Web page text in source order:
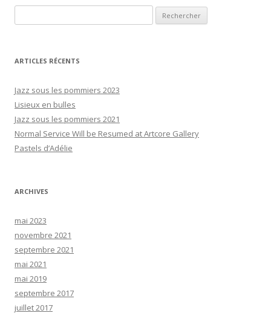
ARTICLES RÉCENTS
Jazz sous les pommiers 2023
Lisieux en bulles
Jazz sous les pommiers 2021
Normal Service Will be Resumed at Artcore Gallery
Pastels d’Adélie
ARCHIVES
mai 2023
novembre 2021
septembre 2021
mai 2021
mai 2019
septembre 2017
juillet 2017